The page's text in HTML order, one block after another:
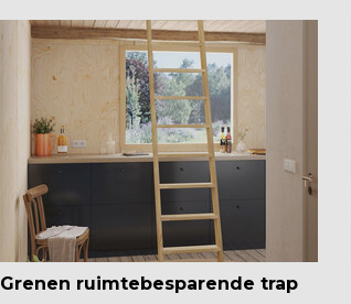
Grenen ruimtebesparende trap